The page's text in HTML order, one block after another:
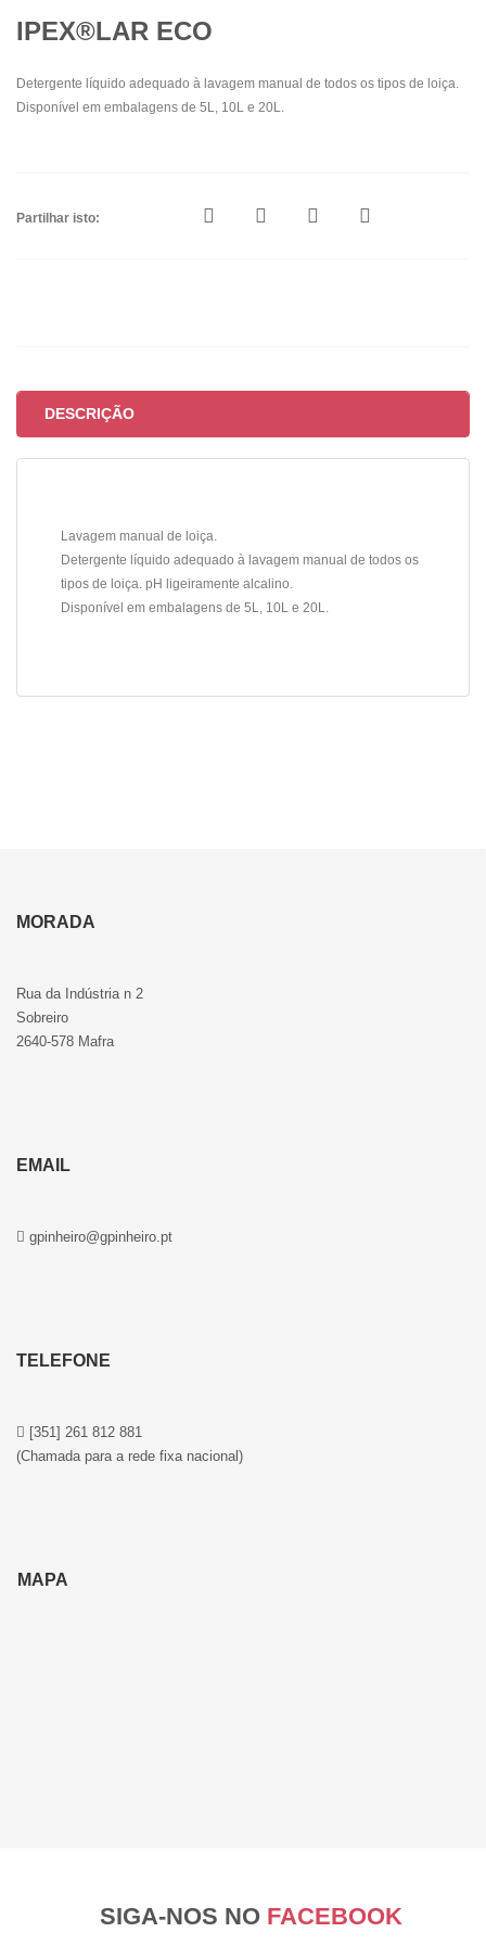
IPEX®LAR ECO
Detergente líquido adequado à lavagem manual de todos os tipos de loiça.
Disponível em embalagens de 5L, 10L e 20L.
Partilhar isto:
DESCRIÇÃO
Lavagem manual de loiça.
Detergente líquido adequado à lavagem manual de todos os
tipos de loiça. pH ligeiramente alcalino.
Disponível em embalagens de 5L, 10L e 20L.
MORADA
Rua da Indústria n 2
Sobreiro
2640-578 Mafra
EMAIL
gpinheiro@gpinheiro.pt
TELEFONE
[351] 261 812 881
(Chamada para a rede fixa nacional)
MAPA
SIGA-NOS NO FACEBOOK